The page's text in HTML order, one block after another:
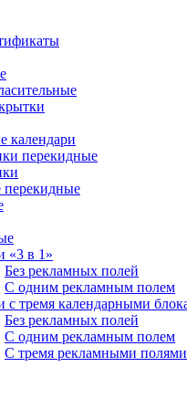
календари
перекидные
перекидные
«3 в 1»
Без рекламных полей
С одним рекламным полем
тремя календарными
Без рекламных полей
С одним рекламным полем
С тремя рекламными полями